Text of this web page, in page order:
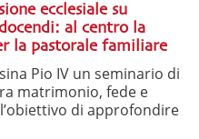
ecclesiale su
al centro la
la pastorale familiare
Pio IV un seminario di
matrimonio, fede e
di approfondire